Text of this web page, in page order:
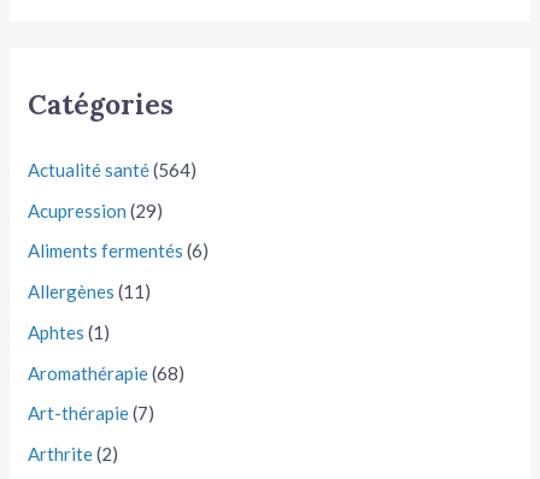
Catégories
Actualité santé(564)
Acupression (29)
Aliments fermentés (6)
Allergènes (11)
Aphtes (1)
Aromathérapie(68)
Art-thérapie(7)
Arthrite(2)